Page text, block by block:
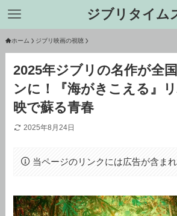
ジブリタイム
ホーム ジブリ映画の視聴
2025年ジブリの名作が全
ンに！『海がきこえる』
映で蘇る青春
2025年8月24日
当ページのリンクには広告が含まれ